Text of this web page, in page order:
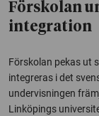
Förskolan
integration
Förskolan pekas ut
integreras i det
undervisningen
Linköpings